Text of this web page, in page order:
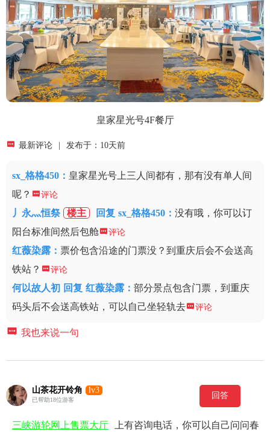
皇家星光号4F餐厅
 最新评论 发布于：10天前
sx_格格450 ： 皇家星光号上三人间都有，那有没有单人间
呢？ 评论
丿永灬恒祭 楼主 回复 sx_格格450： 没有哦，你可以订
阳台标准间然后包舱评论
红薇染露 ： 票价包含沿途的门票没？到重庆后会不会送高
铁站？ 评论
何以故人初 回复 红薇染露： 部分景点包含门票，到重庆
码头后不会送高铁站，可以自己坐轻轨去评论
 我也来说一句
山茶花开铃角 lv3
已帮助18位游客 回答
三峡游轮网上售票大厅 上有咨询电话，你可以自己问问春